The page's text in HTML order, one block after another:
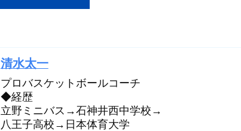
清水太一
プロバスケットボールコーチ
◆経歴
立野ミニバス→石神井西中学校→
八王子高校→日本体育大学